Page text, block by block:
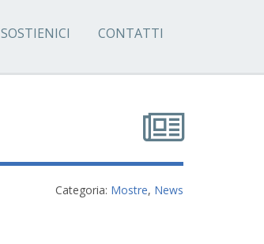
SOSTIENICI CONTATTI
Categoria: Mostre, News